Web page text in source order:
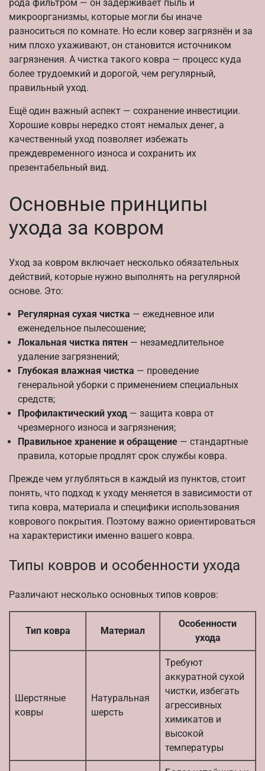
рода фильтром — он задерживает пыль и
микроорганизмы, которые могли бы иначе
разноситься по комнате. Но если ковер загрязнён и за
ним плохо ухаживают, он становится источником
загрязнения. А чистка такого ковра — процесс куда
более трудоемкий и дорогой, чем регулярный,
правильный уход.
Ещё один важный аспект — сохранение инвестиции.
Хорошие ковры нередко стоят немалых денег, а
качественный уход позволяет избежать
преждевременного износа и сохранить их
презентабельный вид.
Основные принципы
ухода за ковром
Уход за ковром включает несколько обязательных
действий, которые нужно выполнять на регулярной
основе. Это:
Регулярная сухая чистка — ежедневное или
еженедельное пылесошение;
Локальная чистка пятен — незамедлительное
удаление загрязнений;
Глубокая влажная чистка — проведение
генеральной уборки с применением специальных
средств;
Профилактический уход — защита ковра от
чрезмерного износа и загрязнения;
Правильное хранение и обращение — стандартные
правила, которые продлят срок службы ковра.
Прежде чем углубляться в каждый из пунктов, стоит
понять, что подход к уходу меняется в зависимости от
типа ковра, материала и специфики использования
коврового покрытия. Поэтому важно ориентироваться
на характеристики именно вашего ковра.
Типы ковров и особенности ухода
Различают несколько основных типов ковров:
Тип ковра Материал
Особенности
ухода
Шерстяные
ковры
Натуральная
шерсть
Требуют
аккуратной сухой
чистки, избегать
агрессивных
химикатов и
высокой
температуры